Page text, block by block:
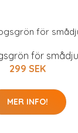
för
299 SEK
MER INFO!